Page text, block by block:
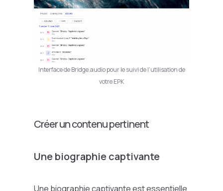
Interface de Bridge.audio pour le suivi de l’utilisation de
votre EPK
Créer un contenu pertinent
Une biographie captivante
Une biographie captivante est essentielle